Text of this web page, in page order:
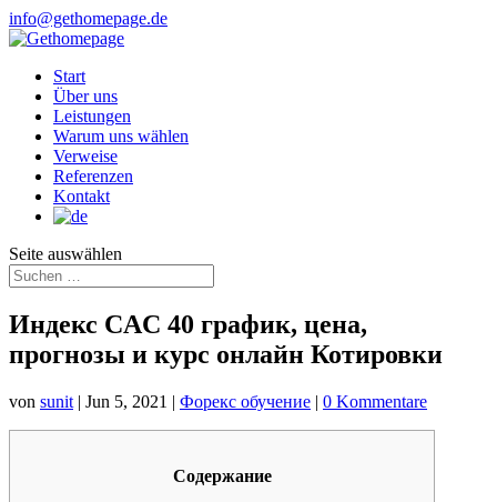
info@gethomepage.de
Start
Über uns
Leistungen
Warum uns wählen
Verweise
Referenzen
Kontakt
Seite auswählen
Индекс CAC 40 график, цена,
прогнозы и курс онлайн Котировки
von sunit | Jun 5, 2021 | Форекс обучение | 0 Kommentare
Содержание